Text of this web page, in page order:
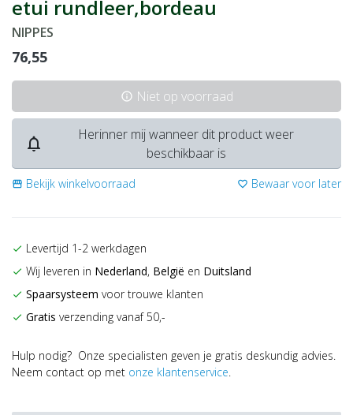
etui rundleer,bordeau
NIPPES
76,55
info Niet op voorraad
notifications_none
Herinner mij wanneer dit product weer
beschikbaar is
storefront Bekijk winkelvoorraad favorite_border Bewaar voor later
check Levertijd 1-2 werkdagen
check Wij leveren in Nederland, België en Duitsland
check Spaarsysteem voor trouwe klanten
check Gratis verzending vanaf 50,-
Hulp nodig? Onze specialisten geven je gratis deskundig advies.
Neem contact op met onze klantenservice.